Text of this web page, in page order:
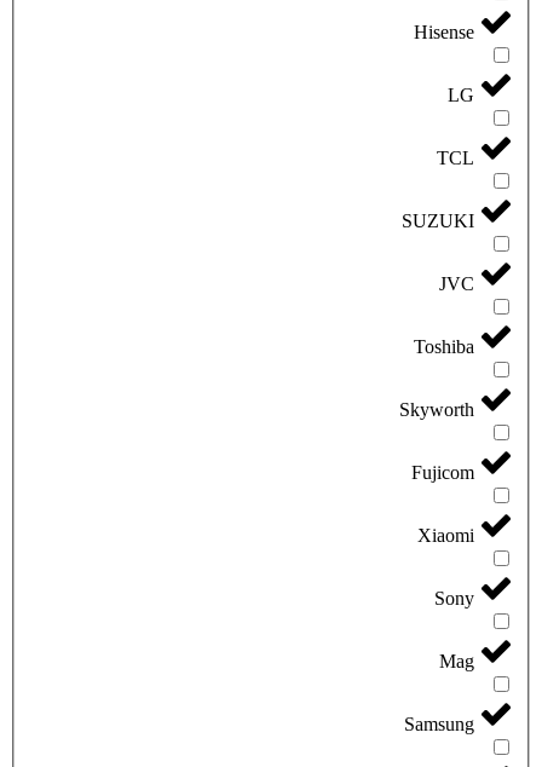
Hisense
LG
TCL
SUZUKI
JVC
Toshiba
Skyworth
Fujicom
Xiaomi
Sony
Mag
Samsung